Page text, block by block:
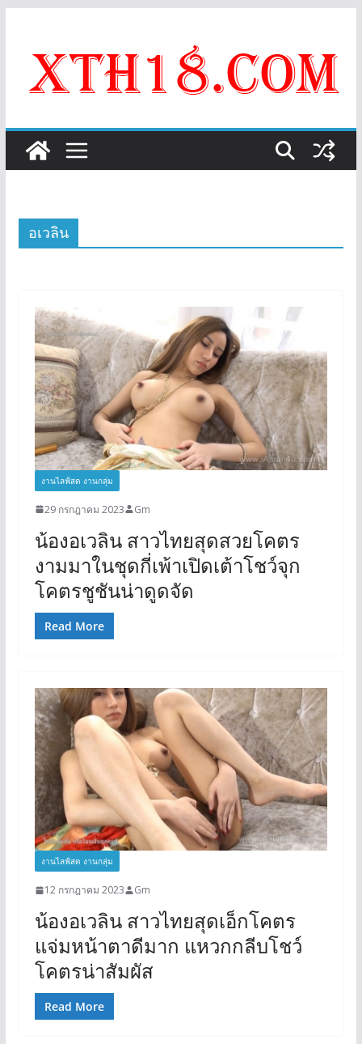
content
อเวลิน
งานไลฟ์สด งานกลุ่ม
29 กรกฎาคม 2023 Gm
น้องอเวลิน สาวไทยสุดสวยโคตร
งามมาในชุดกี่เพ้าเปิดเต้าโชว์จุก
โคตรชูชันน่าดูดจัด
Read More
งานไลฟ์สด งานกลุ่ม
12 กรกฎาคม 2023 Gm
น้องอเวลิน สาวไทยสุดเอ็กโคตร
แจ่มหน้าตาดีมาก แหวกกลีบโชว์
โคตรน่าสัมผัส
Read More